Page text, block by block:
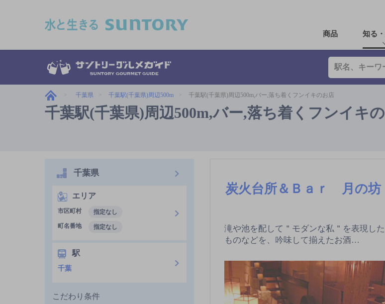
商品 知る
千葉県 千葉駅(千葉県)周辺500m 千葉駅(千葉県)周辺500m,バー,落ち着くフンイキのお店
千葉駅(千葉県)周辺500m,バー,落ち着くフンイキ
炭火台所＆Ｂａｒ 月の坊
滝や池を配して＂モダンな私＂を表現し
ものなどを、吟味して揃えたお酒…
千葉県
エリア
市区町村
指定なし
町名番地
指定なし
駅
千葉
こだわり条件